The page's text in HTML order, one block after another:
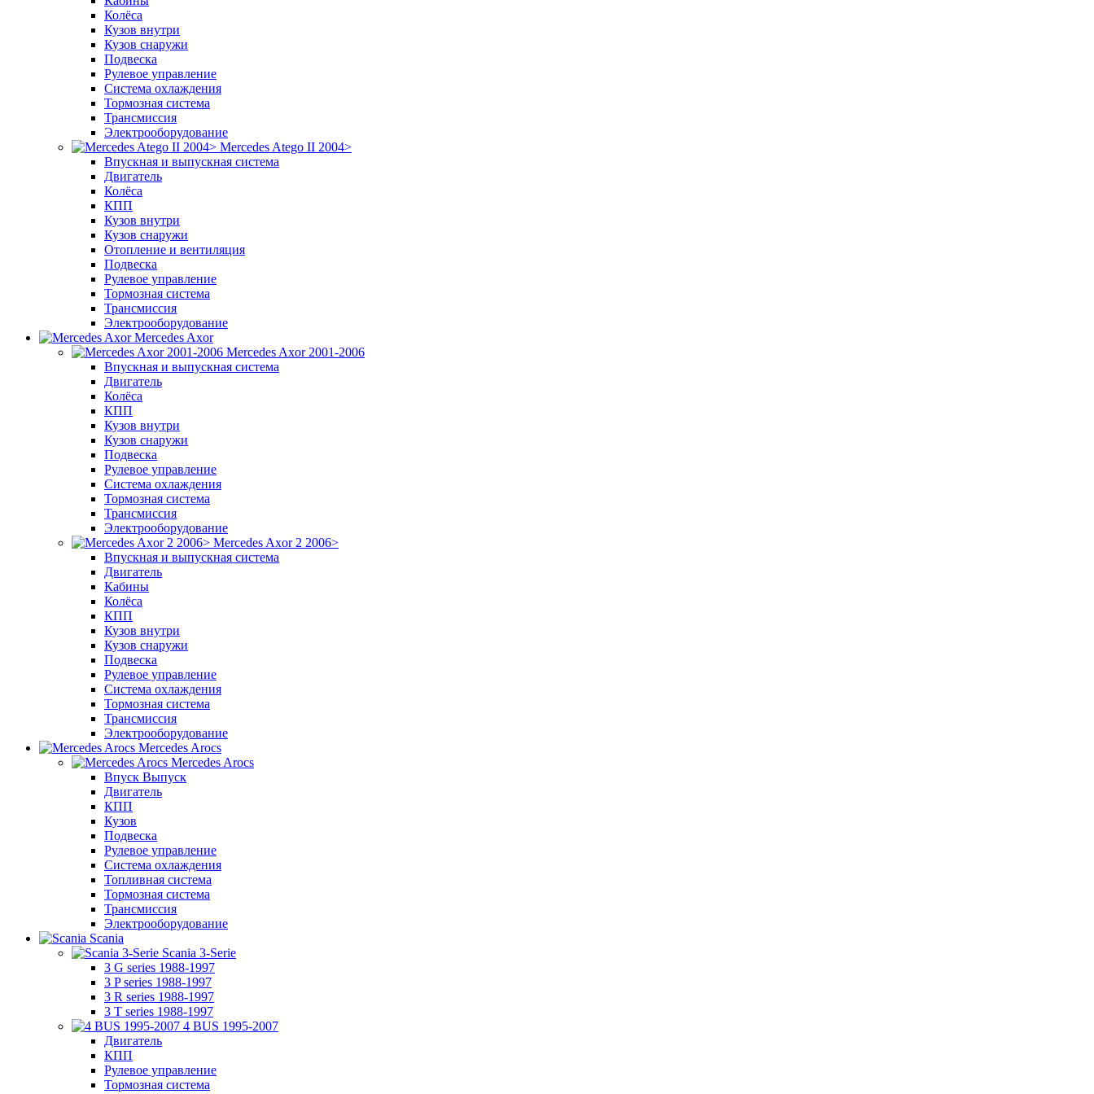
Колёса
Кузов внутри
Кузов снаружи
Подвеска
Рулевое управление
Система охлаждения
Тормозная система
Трансмиссия
Электрооборудование
Mercedes Atego II 2004>
Впускная и выпускная система
Двигатель
Колёса
КПП
Кузов внутри
Кузов снаружи
Отопление и вентиляция
Подвеска
Рулевое управление
Тормозная система
Трансмиссия
Электрооборудование
Mercedes Axor
Mercedes Axor 2001-2006
Впускная и выпускная система
Двигатель
Колёса
КПП
Кузов внутри
Кузов снаружи
Подвеска
Рулевое управление
Система охлаждения
Тормозная система
Трансмиссия
Электрооборудование
Mercedes Axor 2 2006>
Впускная и выпускная система
Двигатель
Кабины
Колёса
КПП
Кузов внутри
Кузов снаружи
Подвеска
Рулевое управление
Система охлаждения
Тормозная система
Трансмиссия
Электрооборудование
Mercedes Arocs
Mercedes Arocs
Впуск Выпуск
Двигатель
КПП
Кузов
Подвеска
Рулевое управление
Система охлаждения
Топливная система
Тормозная система
Трансмиссия
Электрооборудование
Scania
Scania 3-Serie
3 G series 1988-1997
3 P series 1988-1997
3 R series 1988-1997
3 T series 1988-1997
4 BUS 1995-2007
Двигатель
КПП
Рулевое управление
Тормозная система